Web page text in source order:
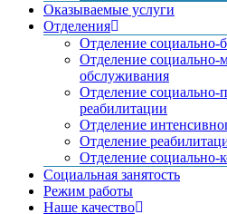
Оказываемые услуги
Отделения
Отделение социально-
Отделение социально-
обслуживания
Отделение социально-
реабилитации
Отделение
Отделение
Отделение социально-
Социальная занятость
Режим работы
Наше качество